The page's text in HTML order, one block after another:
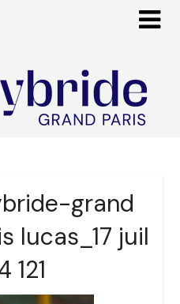
grand
lucas_17 juil
121